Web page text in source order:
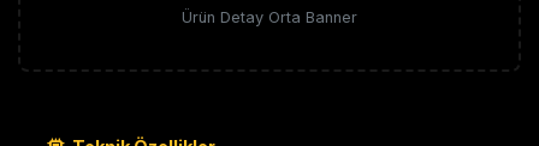
Ürün Detay Orta Banner